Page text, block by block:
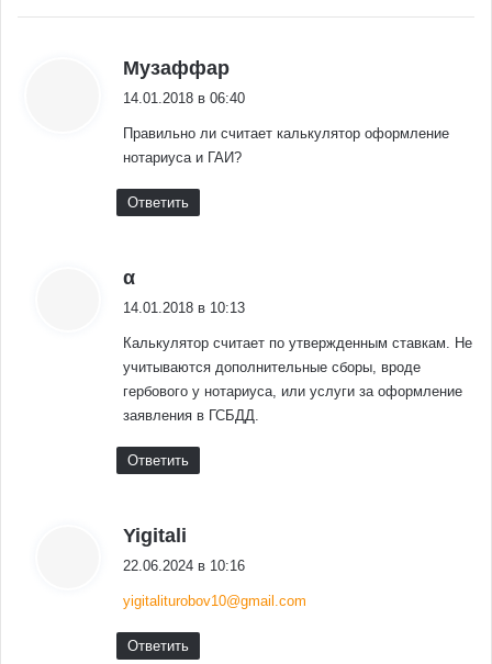
Музаффар
14.01.2018 в 06:40
Правильно ли считает калькулятор оформление
нотариуса и ГАИ?
Ответить
α
14.01.2018 в 10:13
Калькулятор считает по утвержденным ставкам. Не
учитываются дополнительные сборы, вроде
гербового у нотариуса, или услуги за оформление
заявления в ГСБДД.
Ответить
Yigitali
22.06.2024 в 10:16
yigitaliturobov10@gmail.com
Ответить